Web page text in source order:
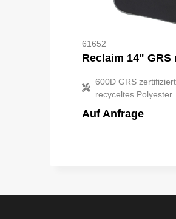
61652
600D GRS
recyceltes Polyester
Auf Anfrage